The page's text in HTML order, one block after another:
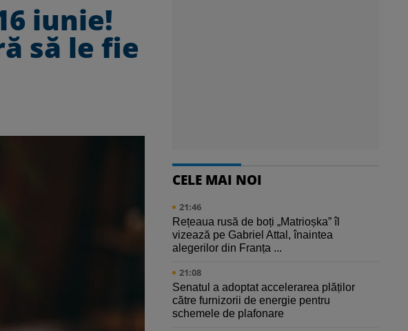
iunie!
să le fie
CELE MAI NOI
21:46
Rețeaua rusă de boți „Matrioșka” îl
vizează pe Gabriel Attal, înaintea
alegerilor din Franța ...
21:08
Senatul a adoptat accelerarea plăților
către furnizorii de energie pentru
schemele de plafonare